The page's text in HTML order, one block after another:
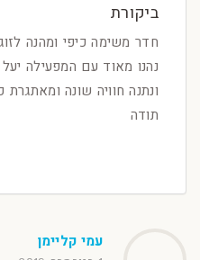
ביקורת
חדר משימה כיפי ומהנה
נהנו מאוד עם המפעילה
ונתנה חוויה שונה
תודה
עמי קליימן